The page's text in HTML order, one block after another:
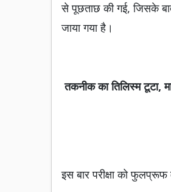
से पूछताछ की गई, जिसके
जाया गया है।
तकनीक का तिलिस्म टूटा,
इस बार परीक्षा को